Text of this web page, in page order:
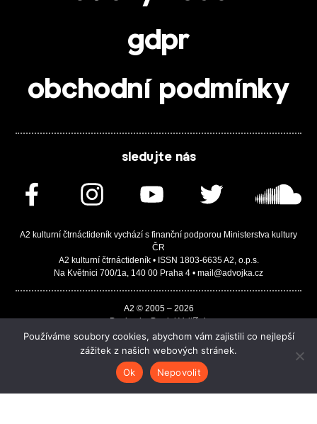
gdpr
obchodní podmínky
sledujte nás
A2 kulturní čtrnáctideník vychází s finanční podporou Ministerstva kultury
ČR
A2 kulturní čtrnáctideník • ISSN 1803-6635 A2, o.p.s.
Na Květnici 700/1a, 140 00 Praha 4 • mail@advojka.cz
A2 © 2005 – 2026
Design by Daniel Vojtíšek
Built by JASA-IT & ChSoft
Používáme soubory cookies, abychom vám zajistili co nejlepší
zážitek z našich webových stránek.
Ok
Nepovolit